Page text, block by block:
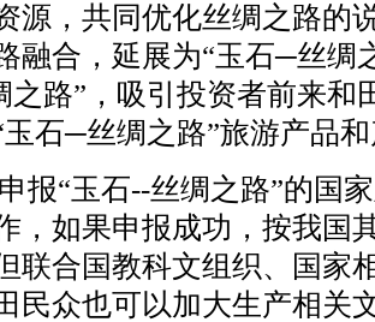
源，共同优化丝绸之路的
融合，延展为“玉石─丝绸
之路”，吸引投资者前来和
石─丝绸之路”旅游产品
报“玉石--丝绸之路”的国
，如果申报成功，按我国
联合国教科文组织、国家
民众也可以加大生产相关